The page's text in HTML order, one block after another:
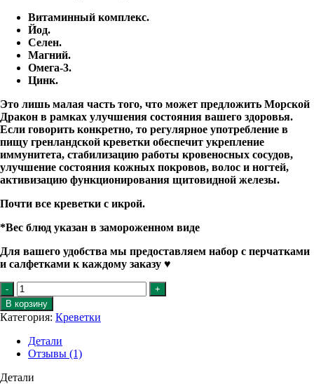
Витаминный комплекс.
Йод.
Селен.
Магний.
Омега-3.
Цинк.
Это лишь малая часть того, что может предложить Морской
Дракон в рамках улучшения состояния вашего здоровья.
Если говорить конкретно, то регулярное употребление в
пищу гренландской креветки обеспечит укрепление
иммунитета, стабилизацию работы кровеносных сосудов,
улучшение состояния кожных покровов, волос и ногтей,
активизацию функционирования щитовидной железы.
Почти все креветки с икрой.
*Вес блюд указан в замороженном виде
Для вашего удобства мы предоставляем набор с перчатками
и салфетками к каждому заказу ♥️
Количество
товара
Креветки
морской
Дракон
с
чесноком
🧄
В корзину
Категория: Креветки
Детали
Отзывы (1)
Детали